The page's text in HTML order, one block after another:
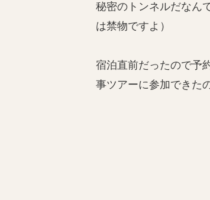
秘密のトンネルだなん
は禁物ですよ）
宿泊直前だったので予
事ツアーに参加できた